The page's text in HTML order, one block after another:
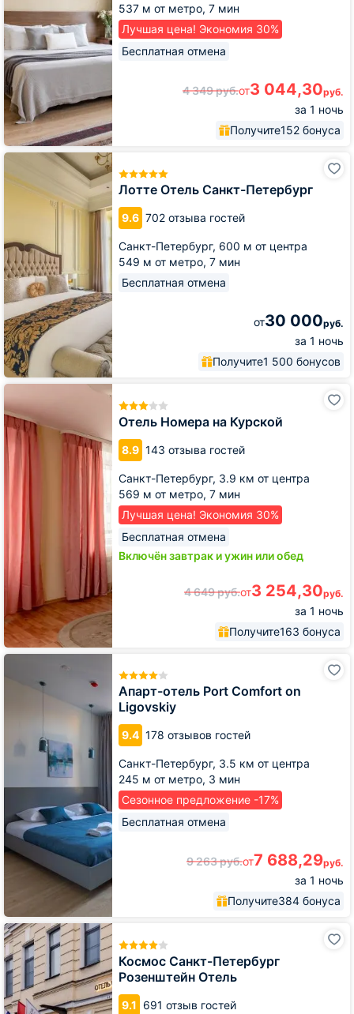
537 м от метро, 7 мин
Лучшая цена! Экономия 30%
Бесплатная отмена
4 349руб.от3 044,30руб.
за 1 ночь
Получите152 бонуса
Лотте Отель Санкт-Петербург
9.6 702 отзыва гостей
Санкт-Петербург, 600 м от центра
549 м от метро, 7 мин
Бесплатная отмена
от30 000руб.
за 1 ночь
Получите1 500 бонусов
Лотте
Отель
Санкт-
Петербург
Отель Номера на Курской
8.9 143 отзыва гостей
Санкт-Петербург, 3.9 км от центра
569 м от метро, 7 мин
Лучшая цена! Экономия 30%
Бесплатная отмена
Включён завтрак и ужин или обед
4 649руб.от3 254,30руб.
за 1 ночь
Получите163 бонуса
Отель
Номера
на
Курской
Апарт-отель Port Comfort on
Ligovskiy
9.4 178 отзывов гостей
Санкт-Петербург, 3.5 км от центра
245 м от метро, 3 мин
Сезонное предложение -17%
Бесплатная отмена
9 263руб.от7 688,29руб.
за 1 ночь
Получите384 бонуса
Апарт-
Космос Санкт-Петербург
Розенштейн Отель
9.1 691 отзыв гостей
Космос
Санкт-
Петербург
Розенштейн
Отель